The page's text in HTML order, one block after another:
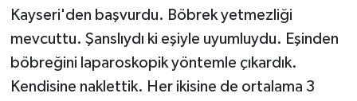
Kayseri'den başvurdu. Böbrek yetmezliği
mevcuttu. Şanslıydı ki eşiyle uyumluydu. Eşinden
böbreğini laparoskopik yöntemle çıkardık.
Kendisine naklettik. Her ikisine de ortalama 3